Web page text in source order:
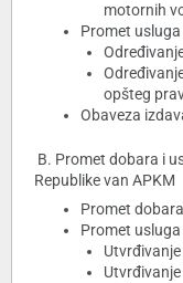
motornih
Promet usluga
opšteg
Obaveza
B. Promet dobara i
Republike van APKM
Promet dobara
Promet usluga